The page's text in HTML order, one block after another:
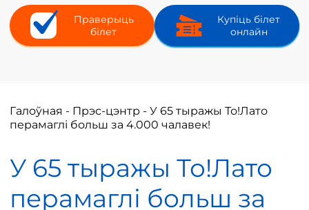
Праверыць
білет
Купіць білет
онлайн
Галоўная - Прэс-цэнтр - У 65 тыражы То!Лато
перамаглі больш за 4.000 чалавек!
У 65 тыражы То!Лато
перамаглі больш за